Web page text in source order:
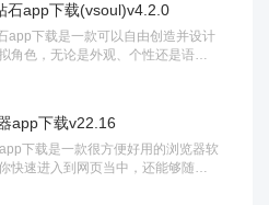
石app下载(vsoul)v4.2.0
app下载是一款可以自由创造并设计
角色，无论是外观、个性还是语
app下载v22.16
下载是一款很方便好用的浏览器软
快速进入到网页当中，还能够随时